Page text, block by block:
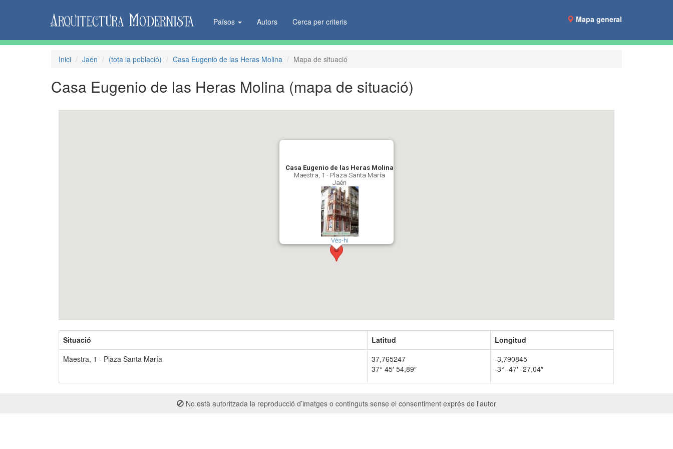
Països Autors Cerca per criteris Mapa general
Inici Jaén (tota la població) Casa Eugenio de las Heras Molina Mapa de situació
Casa Eugenio de las Heras Molina (mapa de situació)
Casa Eugenio de las Heras Molina
Maestra, 1 - Plaza Santa María
Jaén
Vés-hi
Situació Latitud
Longitud
Maestra, 1 - Plaza Santa María
37,765247
37° 45′ 54,89″
-3,790845
-3° -47′ -27,04″
No està autoritzada la reproducció d’imatges o continguts sense el consentiment exprés de l'autor